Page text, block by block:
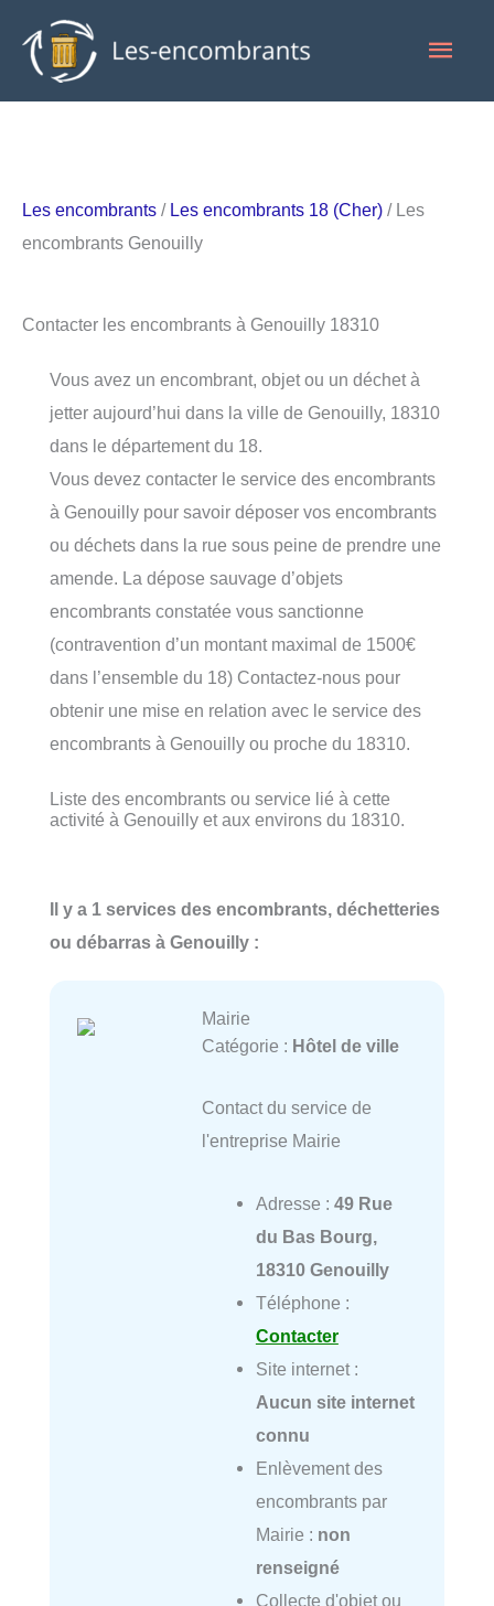
contenu
Les encombrants / Les encombrants 18 (Cher) / Les
encombrants Genouilly
Contacter les encombrants à Genouilly 18310
Vous avez un encombrant, objet ou un déchet à
jetter aujourd’hui dans la ville de Genouilly, 18310
dans le département du 18.
Vous devez contacter le service des encombrants
à Genouilly pour savoir déposer vos encombrants
ou déchets dans la rue sous peine de prendre une
amende. La dépose sauvage d’objets
encombrants constatée vous sanctionne
(contravention d’un montant maximal de 1500€
dans l’ensemble du 18) Contactez-nous pour
obtenir une mise en relation avec le service des
encombrants à Genouilly ou proche du 18310.
Liste des encombrants ou service lié à cette
activité à Genouilly et aux environs du 18310.
Il y a 1 services des encombrants, déchetteries
ou débarras à Genouilly :
Mairie
Catégorie : Hôtel de ville
Contact du service de
l'entreprise Mairie
Adresse : 49 Rue
du Bas Bourg,
18310 Genouilly
Téléphone :
Contacter
Site internet :
Aucun site internet
connu
Enlèvement des
encombrants par
Mairie : non
renseigné
Collecte d'objet ou